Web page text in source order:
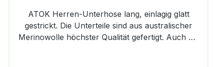
ATOK Herren-Unterhose lang, einlagig glatt
gestrickt. Die Unterteile sind aus australischer
Merinowolle höchster Qualität gefertigt. Auch bei